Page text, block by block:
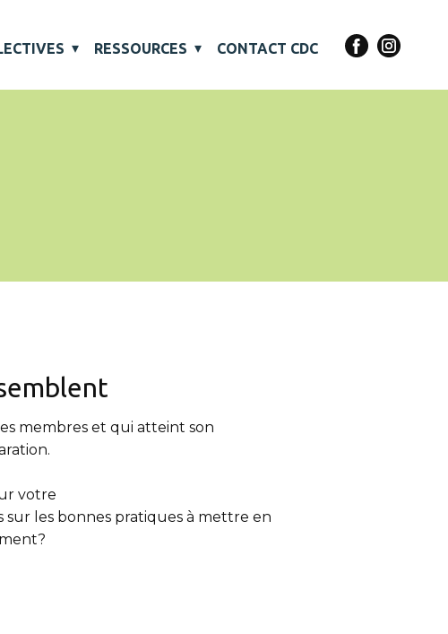
RESSOURCES CONTACT CDC
membres et qui atteint son
votre
sur les bonnes pratiques à mettre en